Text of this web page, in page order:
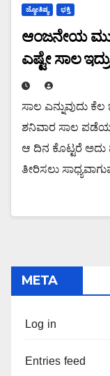
ಜ್ಯೋತಿಷ್ಯ ಭಕ್ತಿ
ಆಂಜನೇಯ
ಎಷ್ಟೇ ಸಾಲ ಇದ್ರು
ಸಾಲ ಎನ್ನುವುದು
ಶನಿವಾರ ಸಾಲ
ಆ ದಿನ ಕೊಟ್ಟರೆ ಅದು
ತೀರಿಸಲು
META
Log in
Entries feed